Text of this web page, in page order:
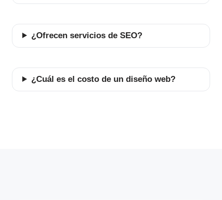
¿Ofrecen servicios de SEO?
¿Cuál es el costo de un diseño web?